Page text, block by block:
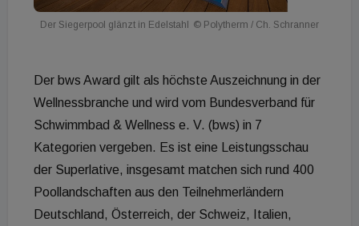
Der Siegerpool glänzt in Edelstahl © Polytherm / Ch. Schranner
Der bws Award gilt als höchste Auszeichnung in der
Wellnessbranche und wird vom Bundesverband für
Schwimmbad & Wellness e. V. (bws) in 7
Kategorien vergeben. Es ist eine Leistungsschau
der Superlative, insgesamt matchen sich rund 400
Poollandschaften aus den Teilnehmerländern
Deutschland, Österreich, der Schweiz, Italien,